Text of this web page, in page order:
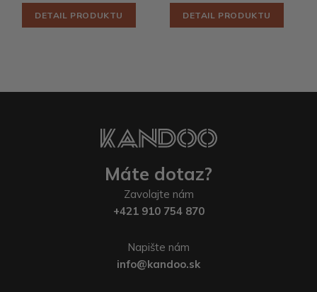
DETAIL PRODUKTU DETAIL PRODUKTU
Máte dotaz?
Zavolajte nám
+421 910 754 870
Napište nám
info@kandoo.sk